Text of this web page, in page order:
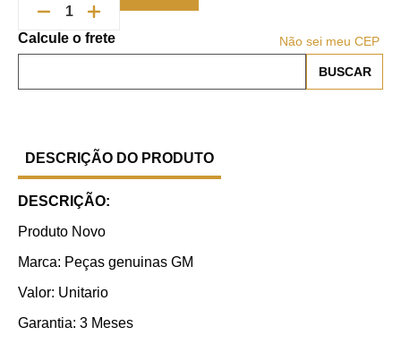
Não sei meu CEP
DESCRIÇÃO DO PRODUTO
DESCRIÇÃO:
Produto Novo
Marca: Peças genuinas GM
Valor: Unitario
Garantia: 3 Meses